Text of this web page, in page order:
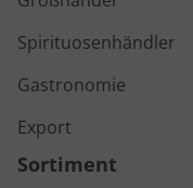
Spirituosenhändler
Gastronomie
Export
Sortiment